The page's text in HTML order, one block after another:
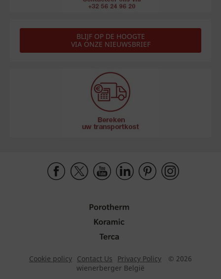
BLIJF OP DE HOOGTE
VIA ONZE NIEUWSBRIEF
Cookie policy Contact Us Privacy Policy
© 2026
wienerberger België